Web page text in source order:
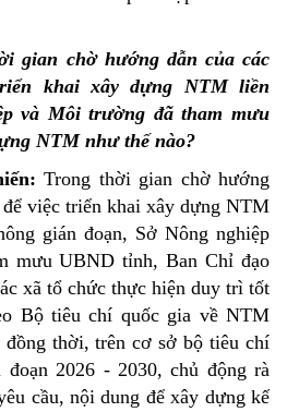
gian chờ hướng dẫn của các
khai xây dựng NTM liền
và Môi trường đã tham mưu
NTM như thế nào?
Trong thời gian chờ hướng
để việc triển khai xây dựng NTM
gián đoạn, Sở Nông nghiệp
mưu UBND tỉnh, Ban Chỉ đạo
xã tổ chức thực hiện duy trì tốt
Bộ tiêu chí quốc gia về NTM
đồng thời, trên cơ sở bộ tiêu chí
2026 - 2030, chủ động rà
cầu, nội dung để xây dựng kế